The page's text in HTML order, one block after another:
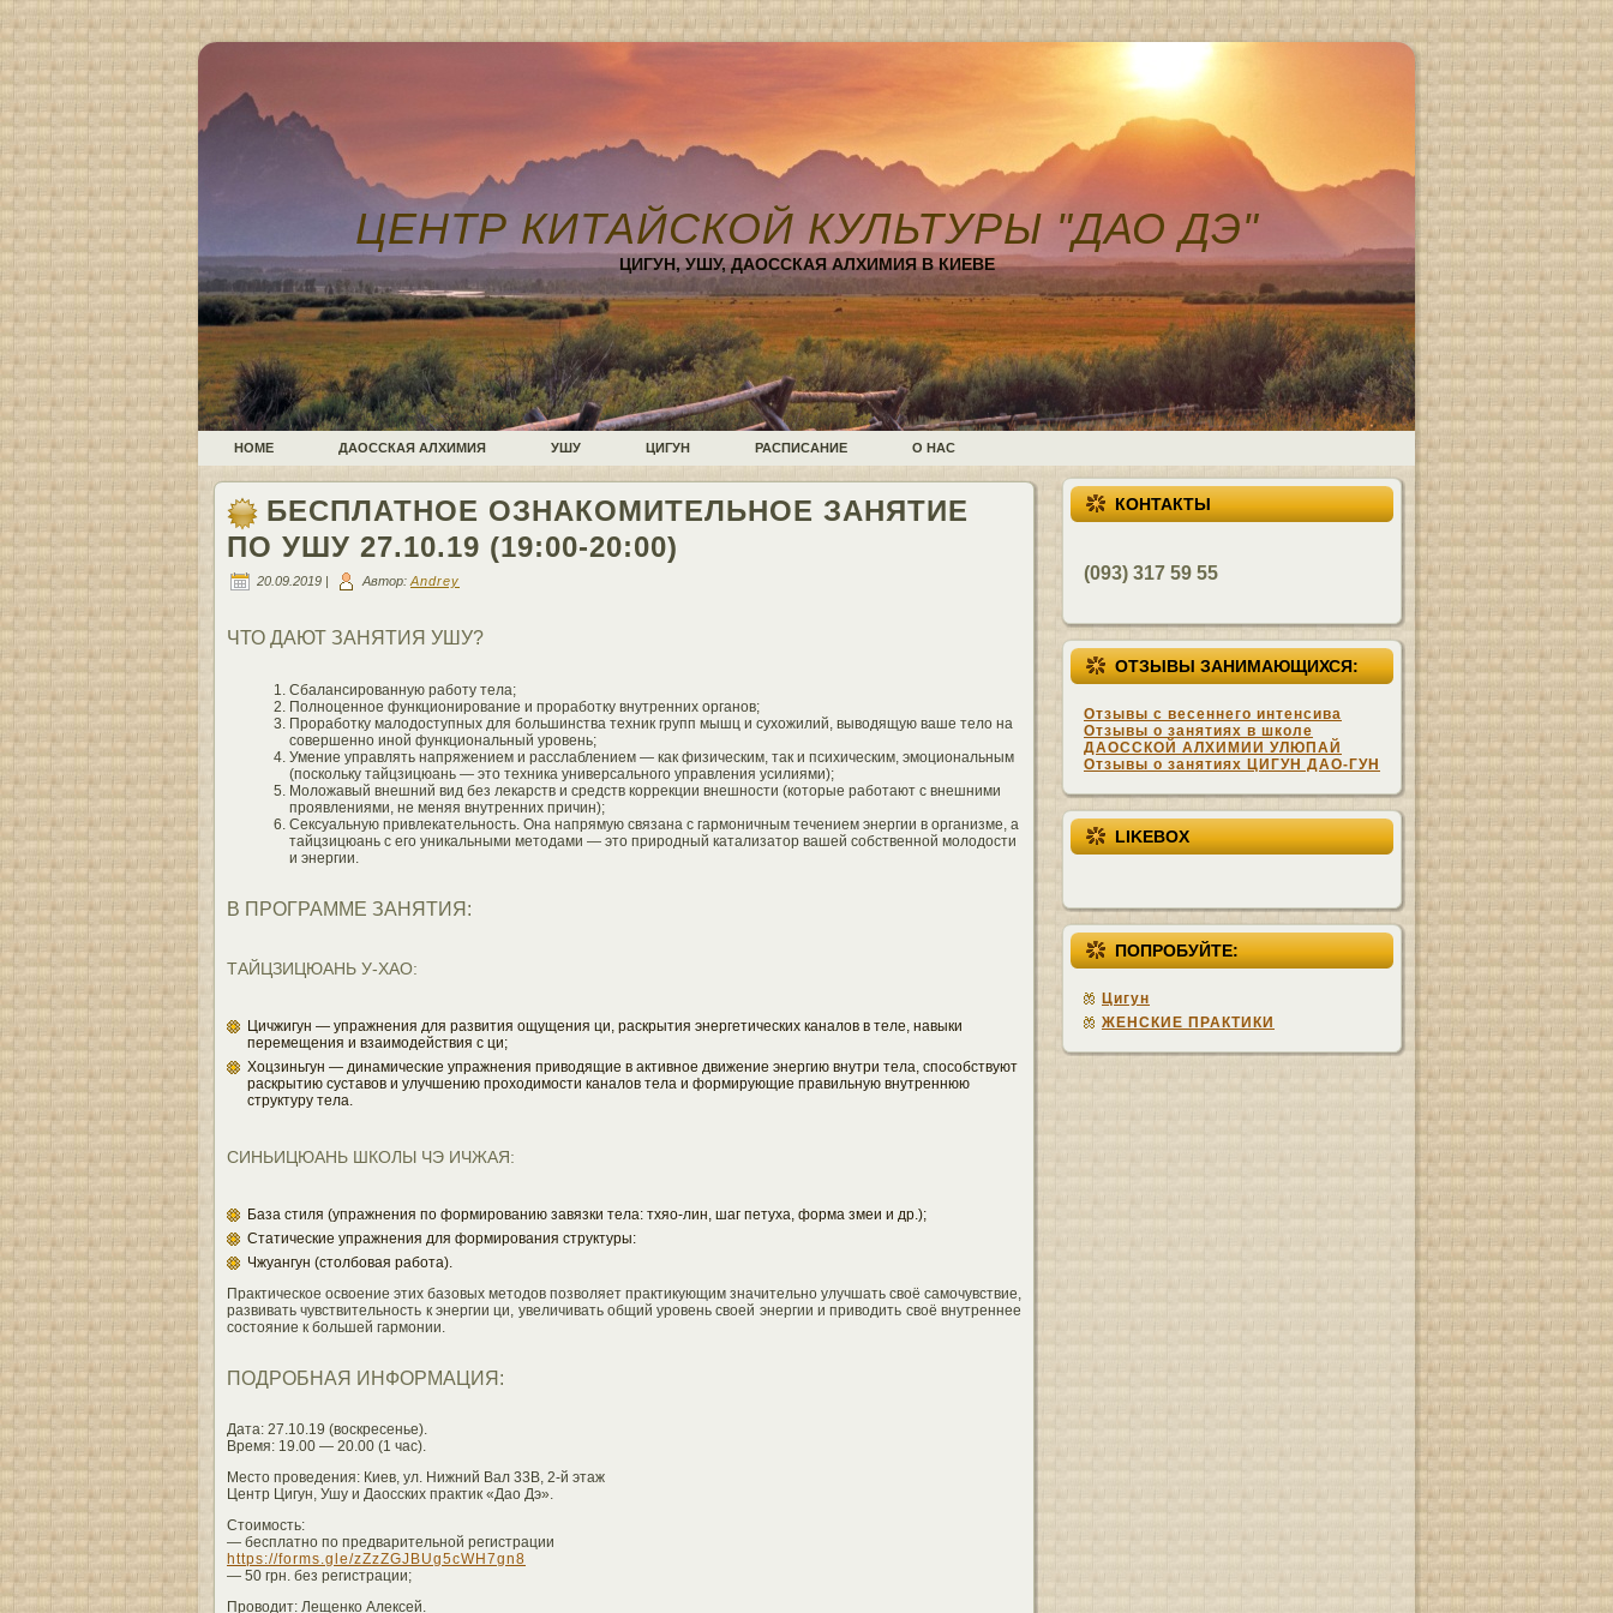
ЦЕНТР КИТАЙСКОЙ КУЛЬТУРЫ "ДАО ДЭ"
ЦИГУН, УШУ, ДАОССКАЯ АЛХИМИЯ В КИЕВЕ
HOME ДАОССКАЯ АЛХИМИЯ УШУ ЦИГУН РАСПИСАНИЕ О НАС
БЕСПЛАТНОЕ ОЗНАКОМИТЕЛЬНОЕ ЗАНЯТИЕ
ПО УШУ 27.10.19 (19:00-20:00)
20.09.2019 | Автор: Andrey
ЧТО ДАЮТ ЗАНЯТИЯ УШУ?
Сбалансированную работу тела;
Полноценное функционирование и проработку внутренних органов;
Проработку малодоступных для большинства техник групп мышц и сухожилий, выводящую ваше тело на
совершенно иной функциональный уровень;
Умение управлять напряжением и расслаблением — как физическим, так и психическим, эмоциональным
(поскольку тайцзицюань — это техника универсального управления усилиями);
Моложавый внешний вид без лекарств и средств коррекции внешности (которые работают с внешними
проявлениями, не меняя внутренних причин);
Сексуальную привлекательность. Она напрямую связана с гармоничным течением энергии в организме, а
тайцзицюань с его уникальными методами — это природный катализатор вашей собственной молодости
и энергии.
В ПРОГРАММЕ ЗАНЯТИЯ:
ТАЙЦЗИЦЮАНЬ У-ХАО:
Цичжигун — упражнения для развития ощущения ци, раскрытия энергетических каналов в теле, навыки
перемещения и взаимодействия с ци;
Хоцзиньгун — динамические упражнения приводящие в активное движение энергию внутри тела, способствуют
раскрытию суставов и улучшению проходимости каналов тела и формирующие правильную внутреннюю
структуру тела.
СИНЬИЦЮАНЬ ШКОЛЫ ЧЭ ИЧЖАЯ:
База стиля (упражнения по формированию завязки тела: тхяо-лин, шаг петуха, форма змеи и др.);
Cтатические упражнения для формирования структуры:
Чжуангун (столбовая работа).
Практическое освоение этих базовых методов позволяет практикующим значительно улучшать своё самочувствие,
развивать чувствительность к энергии ци, увеличивать общий уровень своей энергии и приводить своё внутреннее
состояние к большей гармонии.
ПОДРОБНАЯ ИНФОРМАЦИЯ:
Дата: 27.10.19 (воскресенье).
Время: 19.00 — 20.00 (1 час).
Место проведения: Киев, ул. Нижний Вал 33В, 2-й этаж
Центр Цигун, Ушу и Даосских практик «Дао Дэ».
Стоимость:
— бесплатно по предварительной регистрации
https://forms.gle/zZzZGJBUg5cWH7gn8
— 50 грн. без регистрации;
Проводит: Лещенко Алексей.
КОНТАКТЫ
(093) 317 59 55
ОТЗЫВЫ ЗАНИМАЮЩИХСЯ:
Отзывы с весеннего интенсива
Отзывы о занятиях в школе
ДАОССКОЙ АЛХИМИИ УЛЮПАЙ
Отзывы о занятиях ЦИГУН ДАО-ГУН
LIKEBOX
ПОПРОБУЙТЕ:
Цигун
ЖЕНСКИЕ ПРАКТИКИ